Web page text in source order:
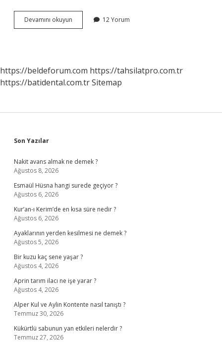
Devamını okuyun
Imdat
12 Yorum
https://beldeforum.com https://tahsilatpro.com.tr
https://batidental.com.trSitemap
Sidebar
Son Yazılar
Nakit avans almak ne demek ?
Ağustos 8, 2026
Esmaül Hüsna hangi surede geçiyor ?
Ağustos 6, 2026
Kur’an-ı Kerim’de en kısa süre nedir ?
Ağustos 6, 2026
Ayaklarının yerden kesilmesi ne demek ?
Ağustos 5, 2026
Bir kuzu kaç sene yaşar ?
Ağustos 4, 2026
Aprin tarım ilacı ne işe yarar ?
Ağustos 4, 2026
Alper Kul ve Aylin Kontente nasıl tanıştı ?
Temmuz 30, 2026
Kükürtlü sabunun yan etkileri nelerdir ?
Temmuz 27, 2026